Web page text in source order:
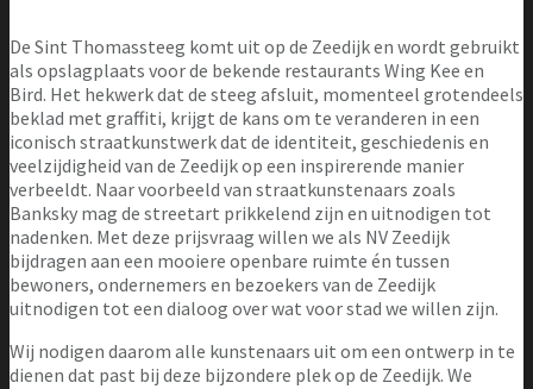
De Sint Thomassteeg komt uit op de Zeedijk en wordt gebruikt
als opslagplaats voor de bekende restaurants Wing Kee en
Bird. Het hekwerk dat de steeg afsluit, momenteel grotendeels
beklad met graffiti, krijgt de kans om te veranderen in een
iconisch straatkunstwerk dat de identiteit, geschiedenis en
veelzijdigheid van de Zeedijk op een inspirerende manier
verbeeldt. Naar voorbeeld van straatkunstenaars zoals
Banksky mag de streetart prikkelend zijn en uitnodigen tot
nadenken. Met deze prijsvraag willen we als NV Zeedijk
bijdragen aan een mooiere openbare ruimte én tussen
bewoners, ondernemers en bezoekers van de Zeedijk
uitnodigen tot een dialoog over wat voor stad we willen zijn.
Wij nodigen daarom alle kunstenaars uit om een ontwerp in te
dienen dat past bij deze bijzondere plek op de Zeedijk. We